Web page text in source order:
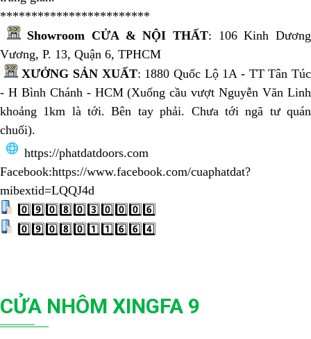
************************
Showroom CỬA & NỘI THẤT: 106 Kinh Dương
Vương, P. 13, Quận 6, TPHCM
XƯỞNG SẢN XUẤT: 1880 Quốc Lộ 1A - TT Tân Túc
- H Bình Chánh - HCM (Xuống cầu vượt Nguyễn Văn Linh
khoảng 1km là tới. Bên tay phải. Chưa tới ngã tư quán
chuối).
https://phatdatdoors.com
Facebook:https://www.facebook.com/cuaphatdat?
mibextid=LQQJ4d
0️⃣9️⃣0️⃣8️⃣0️⃣3️⃣0️⃣0️⃣0️⃣6️⃣
0️⃣9️⃣0️⃣8️⃣0️⃣1️⃣1️⃣6️⃣6️⃣4️⃣
CỬA NHÔM XINGFA 9